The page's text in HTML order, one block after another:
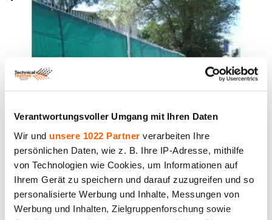
Verantwortungsvoller Umgang mit Ihren Daten
Wir und unsere 1022 Partner verarbeiten Ihre
persönlichen Daten, wie z. B. Ihre IP-Adresse, mithilfe
von Technologien wie Cookies, um Informationen auf
Ihrem Gerät zu speichern und darauf zuzugreifen und so
personalisierte Werbung und Inhalte, Messungen von
Werbung und Inhalten, Zielgruppenforschung sowie
Gewebeplane 1,5x4m, Dichte 70 g/m². Preis inkl.
MwSt. per Stück
Preis bis 13.50€ *